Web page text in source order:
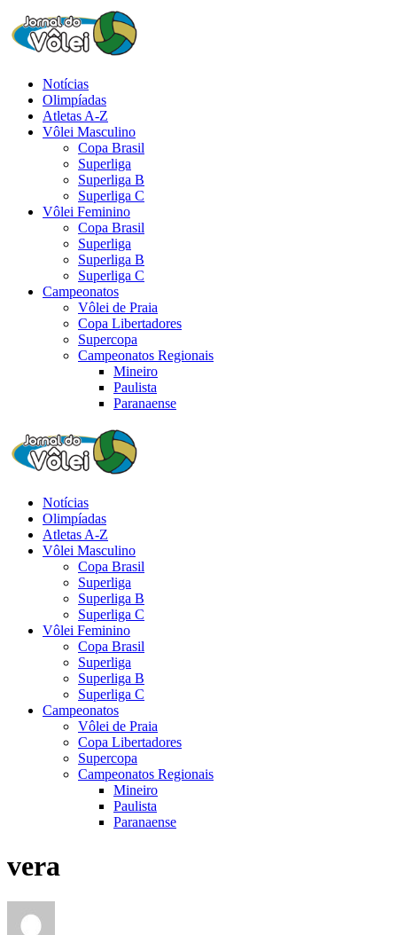
Notícias
Olimpíadas
Atletas A-Z
Vôlei Masculino
Copa Brasil
Superliga
Superliga B
Superliga C
Vôlei Feminino
Copa Brasil
Superliga
Superliga B
Superliga C
Campeonatos
Vôlei de Praia
Copa Libertadores
Supercopa
Campeonatos Regionais
Mineiro
Paulista
Paranaense
Notícias
Olimpíadas
Atletas A-Z
Vôlei Masculino
Copa Brasil
Superliga
Superliga B
Superliga C
Vôlei Feminino
Copa Brasil
Superliga
Superliga B
Superliga C
Campeonatos
Vôlei de Praia
Copa Libertadores
Supercopa
Campeonatos Regionais
Mineiro
Paulista
Paranaense
vera